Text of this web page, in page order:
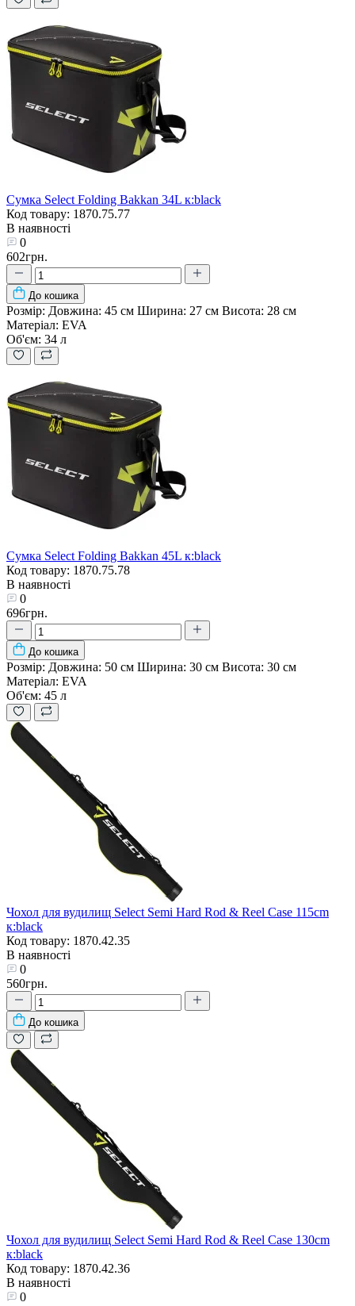
Сумка Select Folding Bakkan 34L к:black
Код товару: 1870.75.77
В наявності
0
602грн.
До кошика
Розмір: Довжина: 45 см Ширина: 27 см Висота: 28 см
Матеріал: EVA
Об'єм: 34 л
Сумка Select Folding Bakkan 45L к:black
Код товару: 1870.75.78
В наявності
0
696грн.
До кошика
Розмір: Довжина: 50 см Ширина: 30 см Висота: 30 см
Матеріал: EVA
Об'єм: 45 л
Чохол для вудилищ Select Semi Hard Rod & Reel Case 115cm
к:black
Код товару: 1870.42.35
В наявності
0
560грн.
До кошика
Чохол для вудилищ Select Semi Hard Rod & Reel Case 130cm
к:black
Код товару: 1870.42.36
В наявності
0